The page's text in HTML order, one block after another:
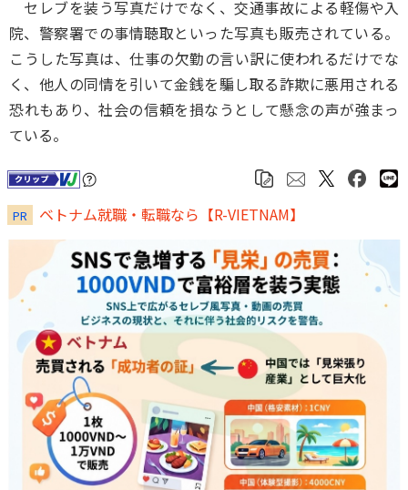
セレブを装う写真だけでなく、交通事故による軽傷や入
院、警察署での事情聴取といった写真も販売されている。
こうした写真は、仕事の欠勤の言い訳に使われるだけでな
く、他人の同情を引いて金銭を騙し取る詐欺に悪用される
恐れもあり、社会の信頼を損なうとして懸念の声が強まっ
ている。
PR ベトナム就職・転職なら【R-VIETNAM】